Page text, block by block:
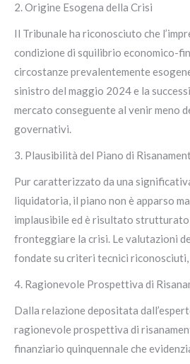
2. Origine Esogena della Crisi
Il Tribunale ha riconosciuto che
condizione di squilibrio economico-
circostanze prevalentemente
sinistro del maggio 2024 e la
mercato conseguente al venir meno
governativi.
3. Plausibilità del Piano di
Pur caratterizzato da una
liquidatoria, il piano non è apparso
implausibile ed è risultato
fronteggiare la crisi. Le valutazioni
fondate su criteri tecnici
4. Ragionevole Prospettiva di
Dalla relazione depositata
ragionevole prospettiva di
finanziario quinquennale che